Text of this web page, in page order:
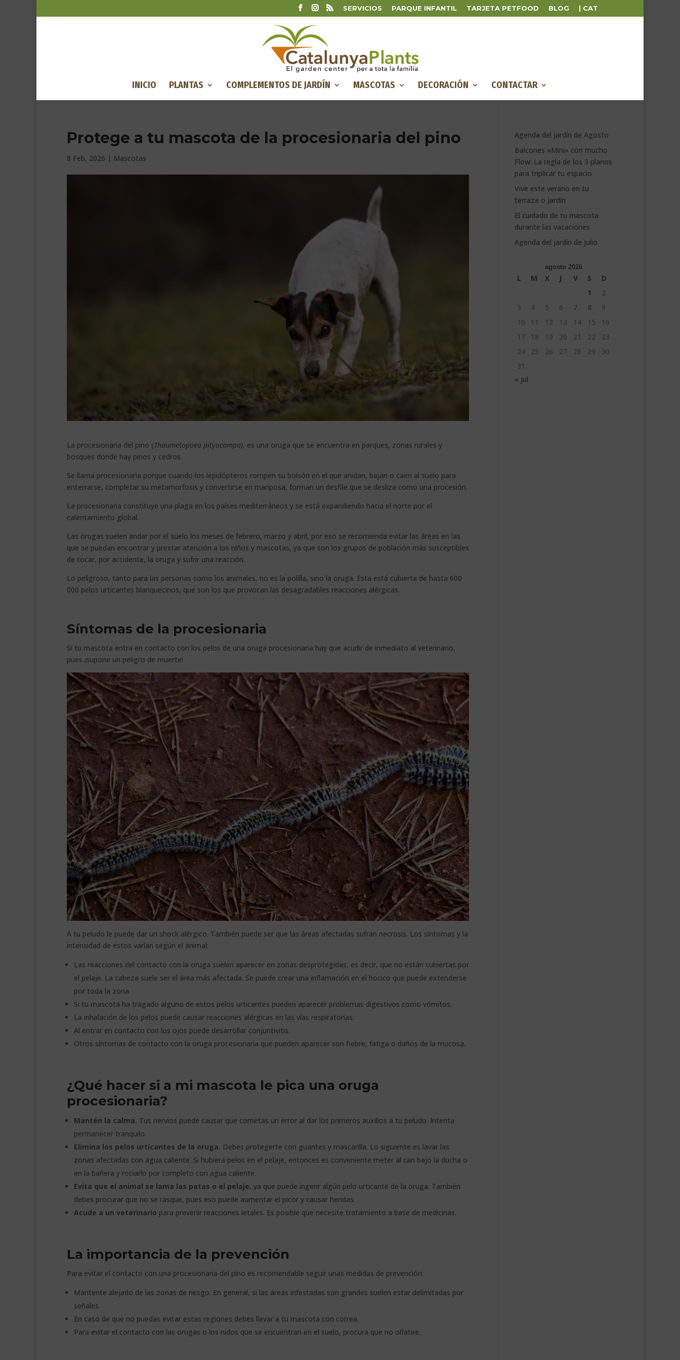
SERVICIOS PARQUE INFANTIL TARJETA PETFOOD BLOG | CAT
INICIO PLANTAS COMPLEMENTOS DE JARDÍN MASCOTAS DECORACIÓN CONTACTAR
Protege a tu mascota de la procesionaria del pino
8 Feb, 2026 | Mascotas
La procesionaria del pino (Thaumetopoea pityocampa), es una oruga que se encuentra en parques, zonas rurales y
bosques donde hay pinos y cedros.
Se llama procesionaria porque cuando los lepidópteros rompen su bolsón en el que anidan, bajan o caen al suelo para
enterrarse, completar su metamorfosis y convertirse en mariposa, forman un desfile que se desliza como una procesión.
La procesionaria constituye una plaga en los países mediterráneos y se está expandiendo hacia el norte por el
calentamiento global.
Las orugas suelen andar por el suelo los meses de febrero, marzo y abril, por eso se recomienda evitar las áreas en las
que se puedan encontrar y prestar atención a los niños y mascotas, ya que son los grupos de población más susceptibles
de tocar, por accidente, la oruga y sufrir una reacción.
Lo peligroso, tanto para las personas como los animales, no es la polilla, sino la oruga. Esta está cubierta de hasta 600
000 pelos urticantes blanquecinos, que son los que provocan las desagradables reacciones alérgicas.
Síntomas de la procesionaria
Si tu mascota entra en contacto con los pelos de una oruga procesionaria hay que acudir de inmediato al veterinario,
pues ¡supone un peligro de muerte!
A tu peludo le puede dar un shock alérgico. También puede ser que las áreas afectadas sufran necrosis. Los síntomas y la
intensidad de estos varían según el animal:
Las reacciones del contacto con la oruga suelen aparecer en zonas desprotegidas, es decir, que no están cubiertas por
el pelaje. La cabeza suele ser el área más afectada. Se puede crear una inflamación en el hocico que puede extenderse
por toda la zona
Si tu mascota ha tragado alguno de estos pelos urticantes pueden aparecer problemas digestivos como vómitos.
La inhalación de los pelos puede causar reacciones alérgicas en las vías respiratorias.
Al entrar en contacto con los ojos puede desarrollar conjuntivitis.
Otros síntomas de contacto con la oruga procesionaria que pueden aparecer son fiebre, fatiga o daños de la mucosa.
¿Qué hacer si a mi mascota le pica una oruga
procesionaria?
Mantén la calma. Tus nervios puede causar que cometas un error al dar los primeros auxilios a tu peludo. Intenta
permanecer tranquilo.
Elimina los pelos urticantes de la oruga. Debes protegerte con guantes y mascarilla. Lo siguiente es lavar las
zonas afectadas con agua caliente. Si hubiera pelos en el pelaje, entonces es conveniente meter al can bajo la ducha o
en la bañera y rociarlo por completo con agua caliente.
Evita que el animal se lama las patas o el pelaje, ya que puede ingerir algún pelo urticante de la oruga. También
debes procurar que no se rasque, pues eso puede aumentar el picor y causar heridas.
Acude a un veterinario para prevenir reacciones letales. Es posible que necesite tratamiento a base de medicinas.
La importancia de la prevención
Para evitar el contacto con una procesionaria del pino es recomendable seguir unas medidas de prevención:
Mantente alejado de las zonas de riesgo. En general, si las áreas infestadas son grandes suelen estar delimitadas por
señales.
En caso de que no puedas evitar estas regiones debes llevar a tu mascota con correa.
Para evitar el contacto con las orugas o los nidos que se encuentran en el suelo, procura que no olfatee.
Agenda del jardín de Agosto
Balcones «Mini» con mucho
Flow: La regla de los 3 planos
para triplicar tu espacio
Vive este verano en tu
terraza o jardín
El cuidado de tu mascota
durante las vacaciones
Agenda del jardín de Julio
agosto 2026
L M X J V S
D
1
2
3
4 5 6 7 8
9
10
11 12 13 14 15
16
17
18 19 20 21 22
23
24
25 26 27 28 29
30
31
« Jul